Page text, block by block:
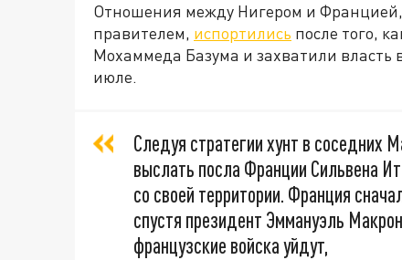
Отношения между Нигером и
правителем, испортились после того,
Мохаммеда Базума и захватили власть
июле.
Следуя стратегии хунт в соседних
выслать посла Франции Сильвена
со своей территории. Франция
спустя президент Эммануэль
французские войска уйдут,